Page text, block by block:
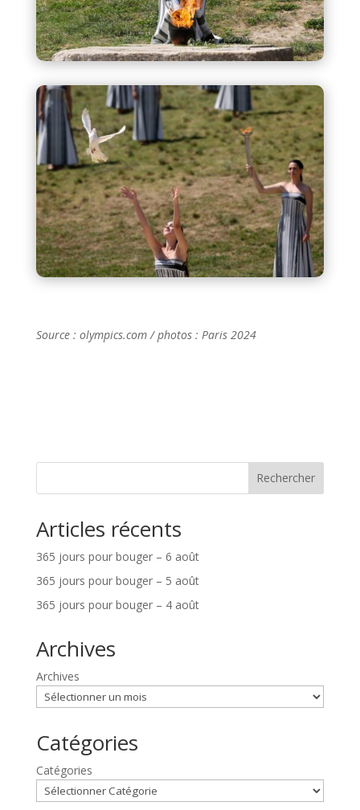
Source : olympics.com / photos : Paris 2024
Rechercher
Articles récents
365 jours pour bouger – 6 août
365 jours pour bouger – 5 août
365 jours pour bouger – 4 août
Archives
Archives
Catégories
Catégories